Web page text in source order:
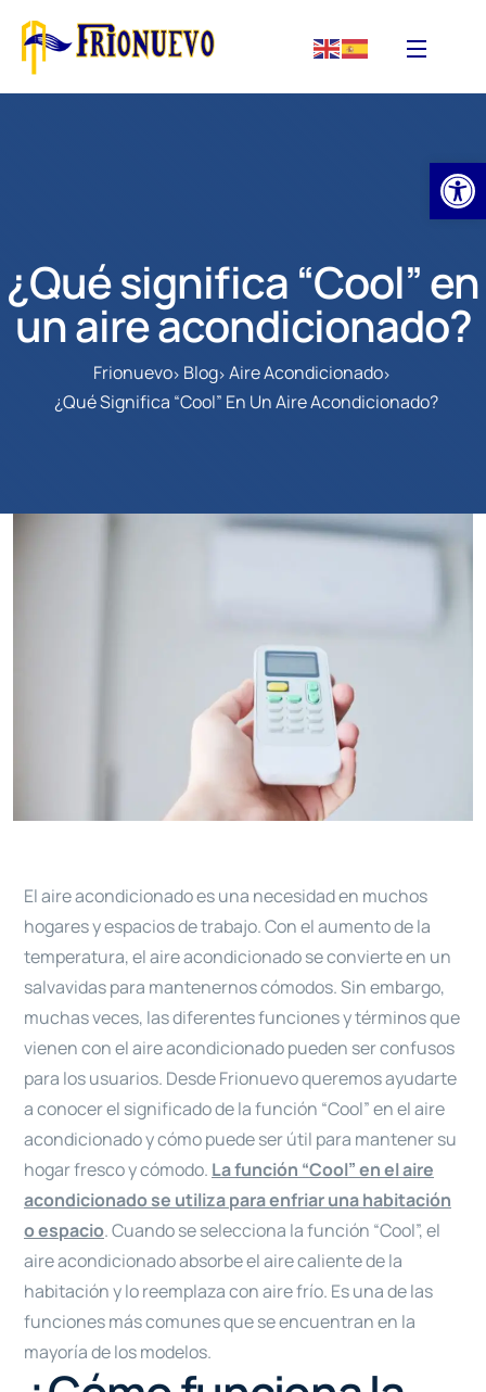
¿Qué significa “Cool” en
un aire acondicionado?
Frionuevo Blog Aire Acondicionado
¿Qué Significa “Cool” En Un Aire Acondicionado?
El aire acondicionado es una necesidad en muchos
hogares y espacios de trabajo. Con el aumento de la
temperatura, el aire acondicionado se convierte en un
salvavidas para mantenernos cómodos. Sin embargo,
muchas veces, las diferentes funciones y términos que
vienen con el aire acondicionado pueden ser confusos
para los usuarios. Desde Frionuevo queremos ayudarte
a conocer el significado de la función “Cool” en el aire
acondicionado y cómo puede ser útil para mantener su
hogar fresco y cómodo. La función “Cool” en el aire
acondicionado se utiliza para enfriar una habitación
o espacio. Cuando se selecciona la función “Cool”, el
aire acondicionado absorbe el aire caliente de la
habitación y lo reemplaza con aire frío. Es una de las
funciones más comunes que se encuentran en la
mayoría de los modelos.